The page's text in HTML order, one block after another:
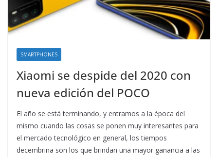
SMARTPHONES
Xiaomi se despide del 2020 con
nueva edición del POCO
El año se está terminando, y entramos a la época del
mismo cuando las cosas se ponen muy interesantes para
el mercado tecnológico en general, los tiempos
decembrina son los que brindan una mayor ganancia a las